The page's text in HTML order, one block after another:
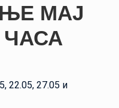
MAJ
ЧАСА
22.05, 27.05 и